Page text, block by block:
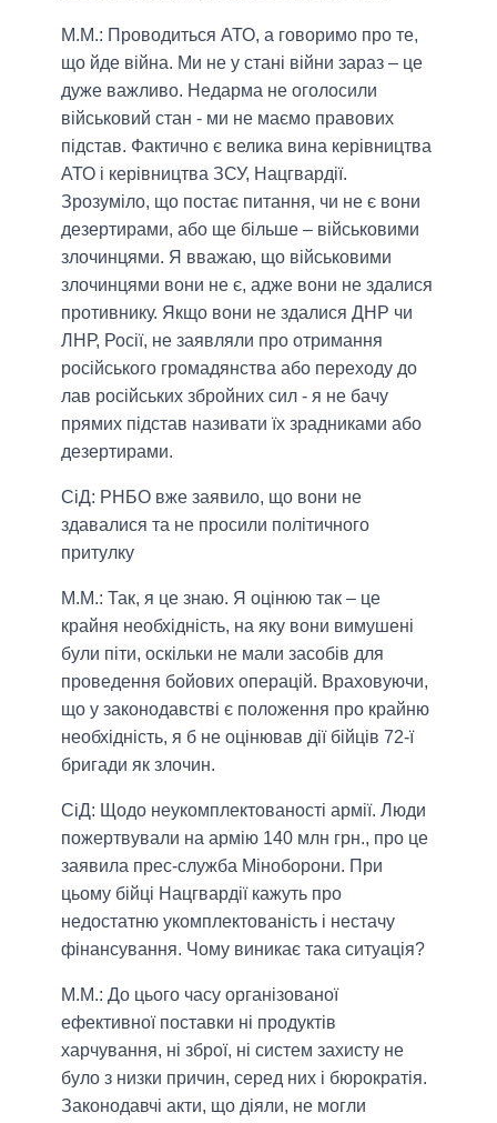
М.М.: Проводиться АТО, а говоримо про те,
що йде війна. Ми не у стані війни зараз – це
дуже важливо. Недарма не оголосили
військовий стан - ми не маємо правових
підстав. Фактично є велика вина керівництва
АТО і керівництва ЗСУ, Нацгвардії.
Зрозуміло, що постає питання, чи не є вони
дезертирами, або ще більше – військовими
злочинцями. Я вважаю, що військовими
злочинцями вони не є, адже вони не здалися
противнику. Якщо вони не здалися ДНР чи
ЛНР, Росії, не заявляли про отримання
російського громадянства або переходу до
лав російських збройних сил - я не бачу
прямих підстав називати їх зрадниками або
дезертирами.
СіД: РНБО вже заявило, що вони не
здавалися та не просили політичного
притулку
М.М.: Так, я це знаю. Я оцінюю так – це
крайня необхідність, на яку вони вимушені
були піти, оскільки не мали засобів для
проведення бойових операцій. Враховуючи,
що у законодавстві є положення про крайню
необхідність, я б не оцінював дії бійців 72-ї
бригади як злочин.
СіД: Щодо неукомплектованості армії. Люди
пожертвували на армію 140 млн грн., про це
заявила прес-служба Міноборони. При
цьому бійці Нацгвардії кажуть про
недостатню укомплектованість і нестачу
фінансування. Чому виникає така ситуація?
М.М.: До цього часу організованої
ефективної поставки ні продуктів
харчування, ні зброї, ні систем захисту не
було з низки причин, серед них і бюрократія.
Законодавчі акти, що діяли, не могли